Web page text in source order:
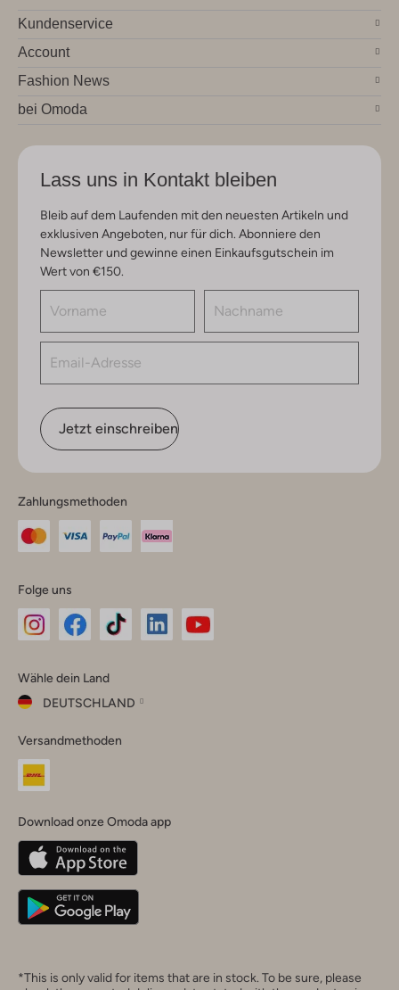
Kundenservice
Account
Fashion News
bei Omoda
Lass uns in Kontakt bleiben
Bleib auf dem Laufenden mit den neuesten Artikeln und
exklusiven Angeboten, nur für dich. Abonniere den
Newsletter und gewinne einen Einkaufsgutschein im
Wert von €150.
Jetzt einschreiben
Zahlungsmethoden
Folge uns
Instagram
Facebook
TikTok
Wähle dein Land
DEUTSCHLAND
dein
Land
Belgique(Français)
Deutschland
Versandmethoden
Download onze Omoda app
*This is only valid for items that are in stock. To be sure, please